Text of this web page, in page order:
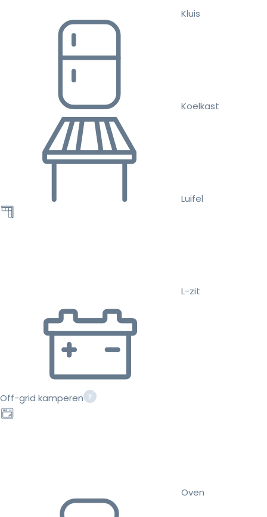
Kluis
Koelkast
Luifel
L-zit
Off-grid kamperen
Oven